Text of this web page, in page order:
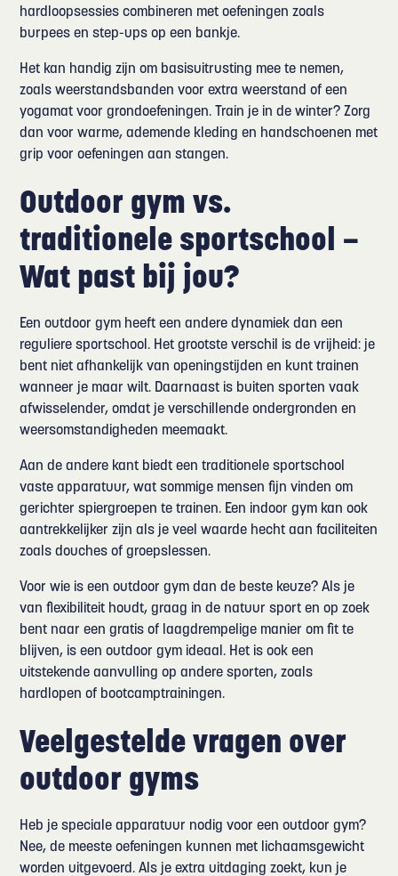
hardloopsessies combineren met oefeningen zoals
burpees en step-ups op een bankje.
Het kan handig zijn om basisuitrusting mee te nemen,
zoals weerstandsbanden voor extra weerstand of een
yogamat voor grondoefeningen. Train je in de winter? Zorg
dan voor warme, ademende kleding en handschoenen met
grip voor oefeningen aan stangen.
Outdoor gym vs.
traditionele sportschool –
Wat past bij jou?
Een outdoor gym heeft een andere dynamiek dan een
reguliere sportschool. Het grootste verschil is de vrijheid: je
bent niet afhankelijk van openingstijden en kunt trainen
wanneer je maar wilt. Daarnaast is buiten sporten vaak
afwisselender, omdat je verschillende ondergronden en
weersomstandigheden meemaakt.
Aan de andere kant biedt een traditionele sportschool
vaste apparatuur, wat sommige mensen fijn vinden om
gerichter spiergroepen te trainen. Een indoor gym kan ook
aantrekkelijker zijn als je veel waarde hecht aan faciliteiten
zoals douches of groepslessen.
Voor wie is een outdoor gym dan de beste keuze? Als je
van flexibiliteit houdt, graag in de natuur sport en op zoek
bent naar een gratis of laagdrempelige manier om fit te
blijven, is een outdoor gym ideaal. Het is ook een
uitstekende aanvulling op andere sporten, zoals
hardlopen of bootcamptrainingen.
Veelgestelde vragen over
outdoor gyms
Heb je speciale apparatuur nodig voor een outdoor gym?
Nee, de meeste oefeningen kunnen met lichaamsgewicht
worden uitgevoerd. Als je extra uitdaging zoekt, kun je